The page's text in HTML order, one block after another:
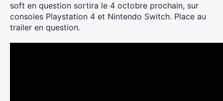
soft en question sortira le 4 octobre prochain, sur
consoles Playstation 4 et Nintendo Switch. Place au
trailer en question.